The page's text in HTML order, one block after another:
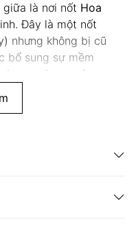
giữa là nơi nốt Hoa
Đây là một nốt
nhưng không bị cũ
bổ sung sự mềm
, tạo nên sự cân
tôn lên vẻ cao quý
trở nên